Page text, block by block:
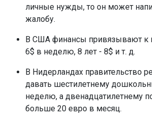
личные нужды, то он может
жалобу.
В США финансы привязывают к
6$ в неделю, 8 лет - 8$ и т. д.
В Нидерландах правительство
давать шестилетнему
неделю, а двенадцатилетнему
больше 20 евро в месяц.